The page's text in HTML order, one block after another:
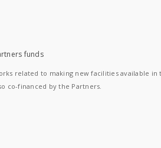
funds
related to making new facilities available in
co-financed by the Partners.